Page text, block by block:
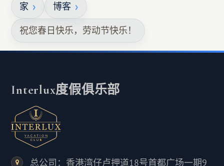
家 博客
祝您春日快乐，劳动节快乐！
Interlux度假俱乐部
总公司：香港湾仔卢押道18号首都广场一期9